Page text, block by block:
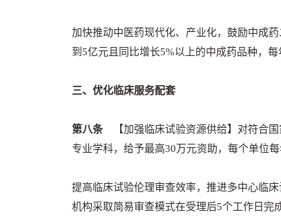
加快推动中医药现代化、产业化，鼓励中成
到5亿元且同比增长5%以上的中成药品种，
三、优化临床服务配套
第八条 【加强临床试验资源供给】对符合
专业学科，给予最高30万元资助，每个单位
提高临床试验伦理审查效率，推进多中心临
机构采取简易审查模式在受理后5个工作日完